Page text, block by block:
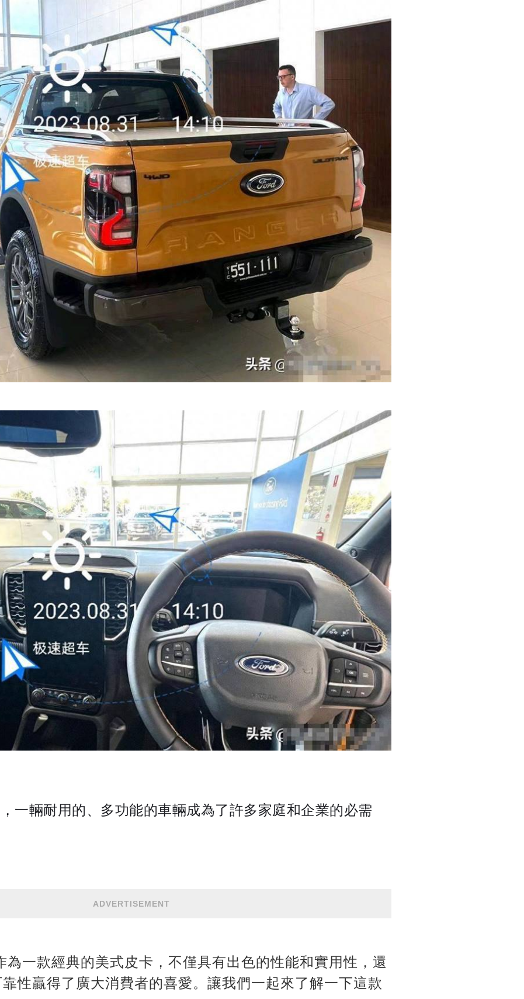
一輛耐用的、多功能的車輛成為了許多家庭和企業的必需
ADVERTISEMENT
為一款經典的美式皮卡，不僅具有出色的性能和實用性，還
性贏得了廣大消費者的喜愛。讓我們一起來了解一下這款